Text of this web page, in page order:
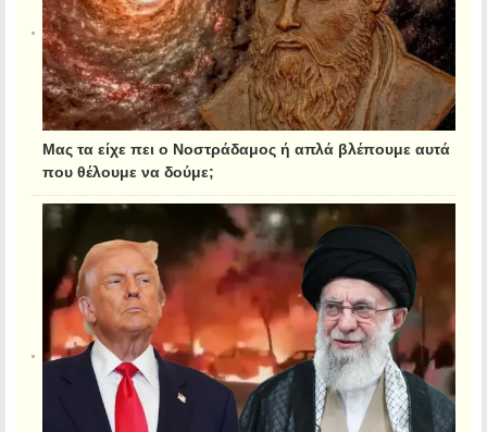
Μας τα είχε πει ο Νοστράδαμος ή απλά βλέπουμε αυτά
που θέλουμε να δούμε;